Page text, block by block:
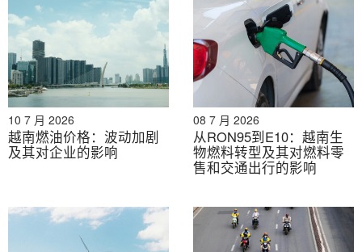
目前，双方正在评估在河静省VinES生产基地附近建设“辐
条”回收设施的可行性。最终投资决定预计将于2025年做
出。
胡志明市的提议——一项积极的公共部门举措
胡志明市通过胡志明市发展研究所（HIDS）提议建立一
个专门的电池回收中心[12]。这是一项更广泛计划的一部
分，该计划旨在将40万辆汽油动力摩托车（主要由送货和
拟建的设施年处理能力为3000吨，旨在从报废电池中回
10 7 月 2026
越南燃油价格：波动加剧
及其对企业的影响
08 7 月 2026
从RON95到E10：越南生
物燃料转型及其对燃料零
售和交通出行的影响